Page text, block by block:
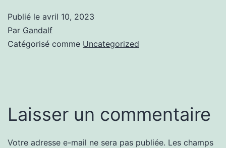
Publié le avril 10, 2023
Par Gandalf
Catégorisé comme Uncategorized
Laisser un commentaire
Votre adresse e-mail ne sera pas publiée. Les champs